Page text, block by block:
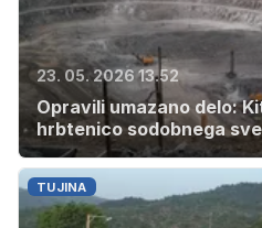
23. 05. 2026 13.52
Opravili umazano delo:
hrbtenico sodobnega
TUJINA